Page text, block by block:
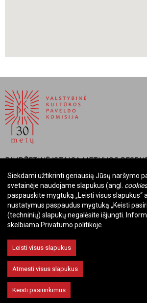
BIUDŽETINĖ ĮSTAIGA LIETUVOS
VALSTYBINĖ KULTŪROS PAVELDO
Įmonės kodas: Juridinių asmenų registre
Adresas: Rūdninkų g. 13, 01135 Vilnius
Telefonas: +370 699 13972
El. paštas: komisija@vkpk.lt
Keisti slapukų nustatymus
Siekdami užtikrinti geriausią Jūsų naršymo
svetainėje naudojame slapukus (angl. cookies
paspauskite mygtuką „Leisti visus slapukus“
nustatymus paspaudus mygtuką „Keisti
(techninių) slapukų negalėsite išjungti.
skelbiama Privatumo politikoje
Leisti visus slapukus
Atmesti visus slapukus
Keisti pasirinkimus